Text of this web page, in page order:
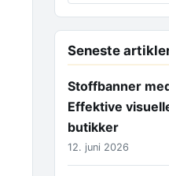
Seneste
Stoffbanner
Effektive
butikker
12. juni 2026